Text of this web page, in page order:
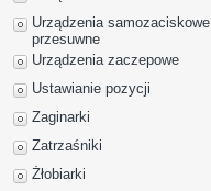
Urządzenia samozaciskowe
przesuwne
Urządzenia zaczepowe
Ustawianie pozycji
Zaginarki
Zatrzaśniki
Żłobiarki